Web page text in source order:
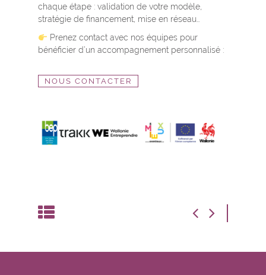
chaque étape : validation de votre modèle,
stratégie de financement, mise en réseau…
Prenez contact avec nos équipes pour
bénéficier d’un accompagnement personnalisé :
NOUS CONTACTER